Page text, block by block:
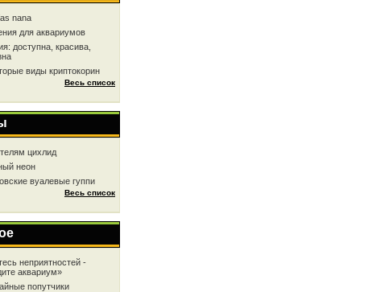
nana
для аквариумов
доступна, красива,
виды криптокорин
Весь список
цихлид
неон
вуалевые гуппи
Весь список
неприятностей -
аквариум»
попутчики